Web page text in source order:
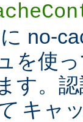
no-
を使
す。
キャ